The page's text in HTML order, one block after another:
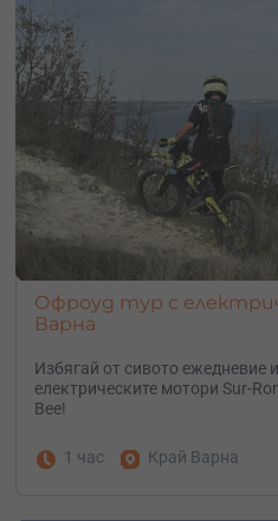
Офроуд тур с
Варна
Избягай от сивото ежедневие
електрическите мотори Sur-
Bee!
1 час Край Варна